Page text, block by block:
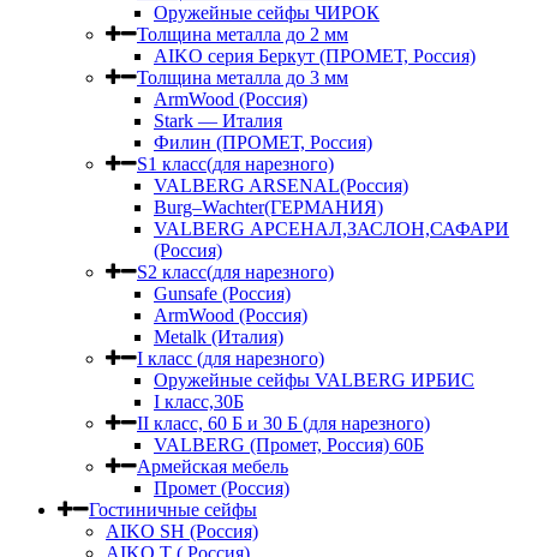
Оружейные сейфы ЧИРОК
Толщина металла до 2 мм
AIKO серия Беркут (ПРОМЕТ, Россия)
Толщина металла до 3 мм
ArmWood (Россия)
Stark — Италия
Филин (ПРОМЕТ, Россия)
S1 класс(для нарезного)
VALBERG ARSENAL(Россия)
Burg–Wachter(ГЕРМАНИЯ)
VALBERG АРСЕНАЛ,ЗАСЛОН,САФАРИ
(Россия)
S2 класс(для нарезного)
Gunsafe (Россия)
ArmWood (Россия)
Metalk (Италия)
I класс (для нарезного)
Оружейные сейфы VALBERG ИРБИС
I класс,30Б
II класс, 60 Б и 30 Б (для нарезного)
VALBERG (Промет, Россия) 60Б
Армейская мебель
Промет (Россия)
Гостиничные сейфы
AIKO SH (Россия)
AIKO Т ( Россия)